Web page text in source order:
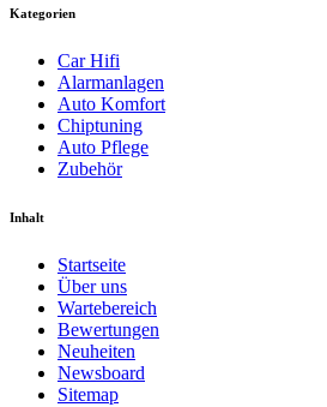
Kategorien
Car Hifi
Alarmanlagen
Auto Komfort
Chiptuning
Auto Pflege
Zubehör
Inhalt
Startseite
Über uns
Wartebereich
Bewertungen
Neuheiten
Newsboard
Sitemap